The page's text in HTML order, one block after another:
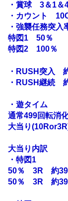
・賞球 3＆1＆
・カウント
・強襲任務突入
特図1 50％
特図2 100％
・RUSH突入
・RUSH継続
・遊タイム
通常499回転消
大当り
大当り内訳
・特図1
50％ 3R 約
50％ 3R 約